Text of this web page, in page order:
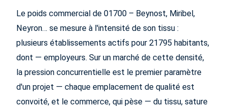
Le poids commercial de 01700 – Beynost, Miribel,
Neyron… se mesure à l'intensité de son tissu :
plusieurs établissements actifs pour 21795 habitants,
dont — employeurs. Sur un marché de cette densité,
la pression concurrentielle est le premier paramètre
d'un projet — chaque emplacement de qualité est
convoité, et le commerce, qui pèse — du tissu, sature